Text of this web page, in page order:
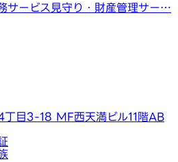
サービス見守り・財産管理サー…
丁目3-18 MF西天満ビル11階AB